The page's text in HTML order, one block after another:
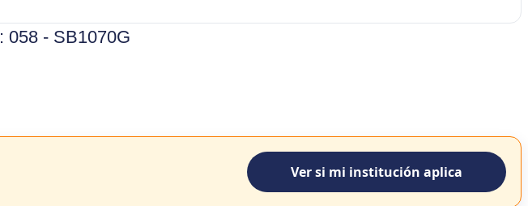
058 - SB1070G
Ver si mi institución aplica